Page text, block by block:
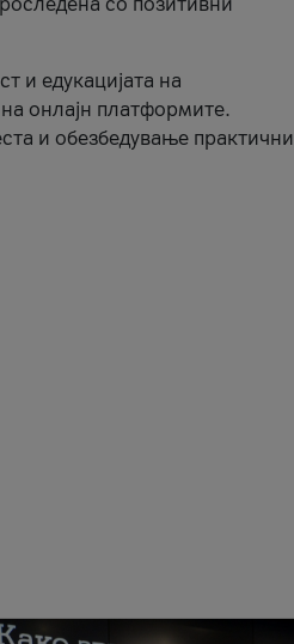
и едукацијата на
онлајн платформите.
и обезбедување практични